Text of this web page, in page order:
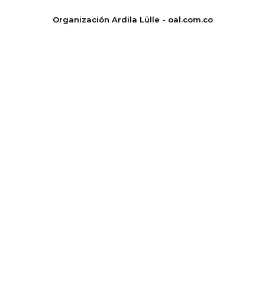
Organización Ardila Lülle - oal.com.co